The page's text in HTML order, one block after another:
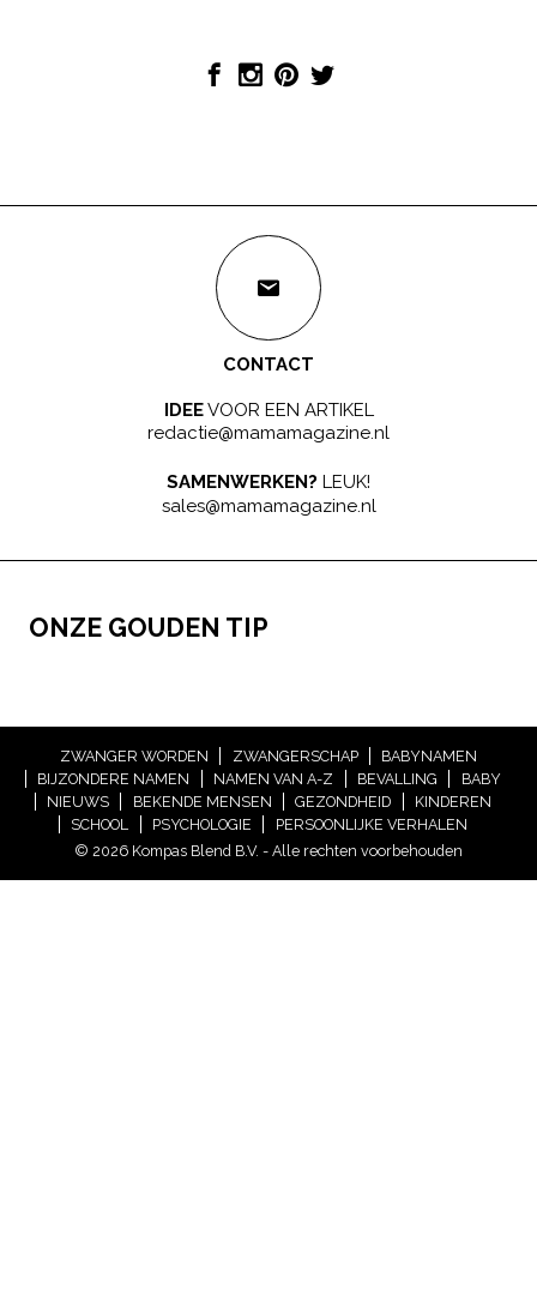
CONTACT
IDEEVOOR EEN ARTIKEL
redactie@mamamagazine.nl
SAMENWERKEN? LEUK!
sales@mamamagazine.nl
ONZE GOUDEN TIP
ZWANGER WORDEN ZWANGERSCHAP
BABYNAMEN
BIJZONDERE NAMEN
NAMEN VAN A-Z BEVALLING
BABY
NIEUWS
BEKENDE MENSEN GEZONDHEID
KINDEREN
SCHOOL
PSYCHOLOGIE
PERSOONLIJKE VERHALEN
© 2026 Kompas Blend B.V. - Alle rechten voorbehouden